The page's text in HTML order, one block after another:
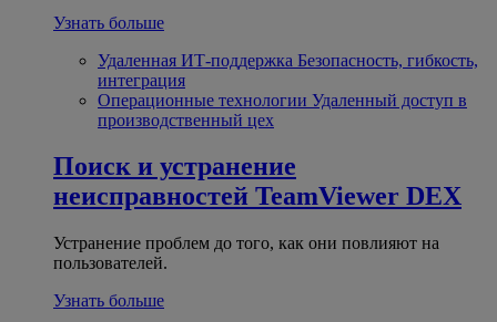
Узнать больше
Удаленная ИТ-поддержка Безопасность, гибкость,
интеграция
Операционные технологии Удаленный доступ в
производственный цех
Поиск и устранение
неисправностей TeamViewer DEX
Устранение проблем до того, как они повлияют на
пользователей.
Узнать больше